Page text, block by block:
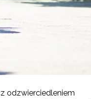
odzwierciedleniem